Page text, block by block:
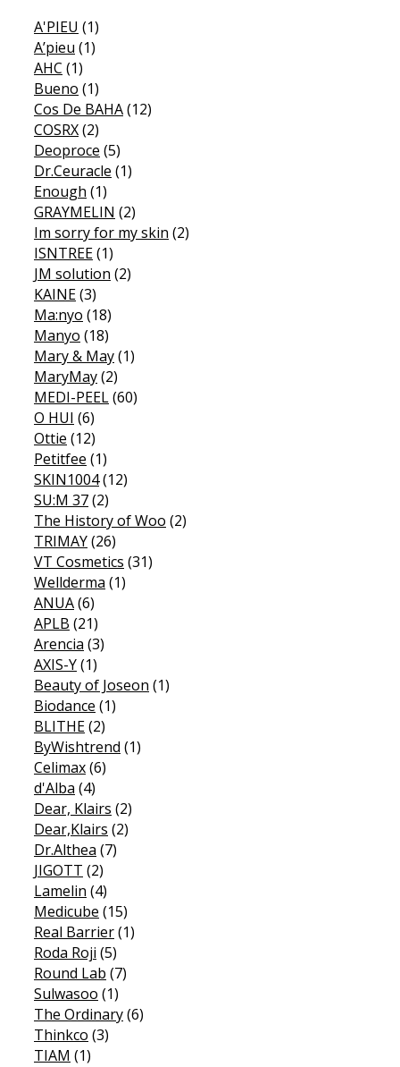
A'PIEU (1)
A’pieu (1)
AHC (1)
Bueno (1)
Cos De BAHA(12)
COSRX(2)
Deoproce (5)
Dr.Ceuracle (1)
Enough (1)
GRAYMELIN (2)
Im sorry for my skin (2)
ISNTREE(1)
JM solution (2)
KAINE(3)
Ma:nyo (18)
Manyo (18)
Mary & May(1)
MaryMay(2)
MEDI-PEEL(60)
O HUI (6)
Ottie (12)
Petitfee (1)
SKIN1004(12)
SU:M 37(2)
The History of Woo (2)
TRIMAY(26)
VT Cosmetics (31)
Wellderma (1)
ANUA(6)
APLB (21)
Arencia (3)
AXIS-Y(1)
Beauty of Joseon (1)
Biodance (1)
BLITHE(2)
ByWishtrend (1)
Celimax(6)
d'Alba (4)
Dear, Klairs (2)
Dear,Klairs (2)
Dr.Althea (7)
JIGOTT (2)
Lamelin (4)
Medicube (15)
Real Barrier(1)
Roda Roji (5)
Round Lab (7)
Sulwasoo (1)
The Ordinary(6)
Thinkco (3)
TIAM (1)